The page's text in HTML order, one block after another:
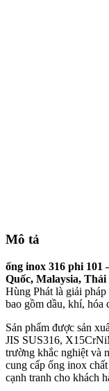
Mô tả
ống inox 316 phi
Quốc, Malaysia,
Hùng Phát là giải
bao gồm dầu, khí, hóa
Sản phẩm được sản
JIS SUS316,
trường khắc nghiệt và
cung cấp ống inox
cạnh tranh cho khách